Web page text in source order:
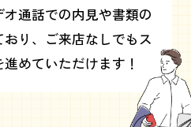
通話での内見や書類の
り、ご来店なしでもス
めていただけます！